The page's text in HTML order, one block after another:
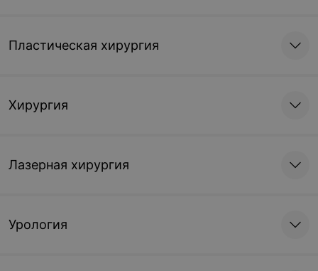
Пластическая хирургия
Хирургия
Лазерная хирургия
Урология